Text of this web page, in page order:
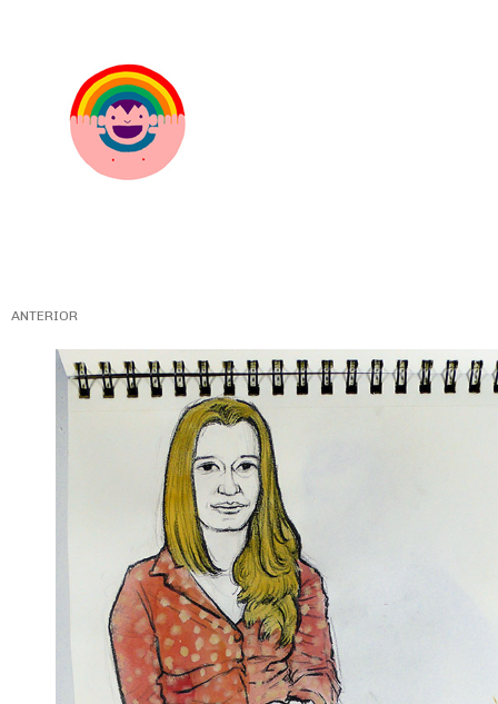
ANTERIOR